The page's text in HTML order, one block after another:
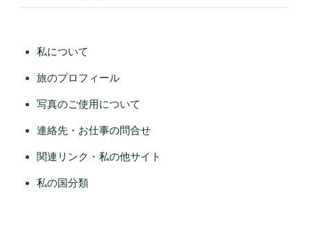
私について
旅のプロフィール
写真のご使用について
連絡先・お仕事の問合せ
関連リンク・私の他サイト
私の国分類